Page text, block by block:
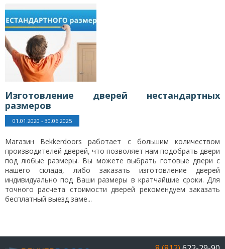
Изготовление дверей нестандартных
размеров
01.01.2020 - 30.06.2025
Магазин Bekkerdoors работает с большим количеством
производителей дверей, что позволяет нам подобрать двери
под любые размеры. Вы можете выбрать готовые двери с
нашего склада, либо заказать изготовление дверей
индивидуально под Ваши размеры в кратчайшие сроки. Для
точного расчета стоимости дверей рекомендуем заказать
бесплатный выезд заме...